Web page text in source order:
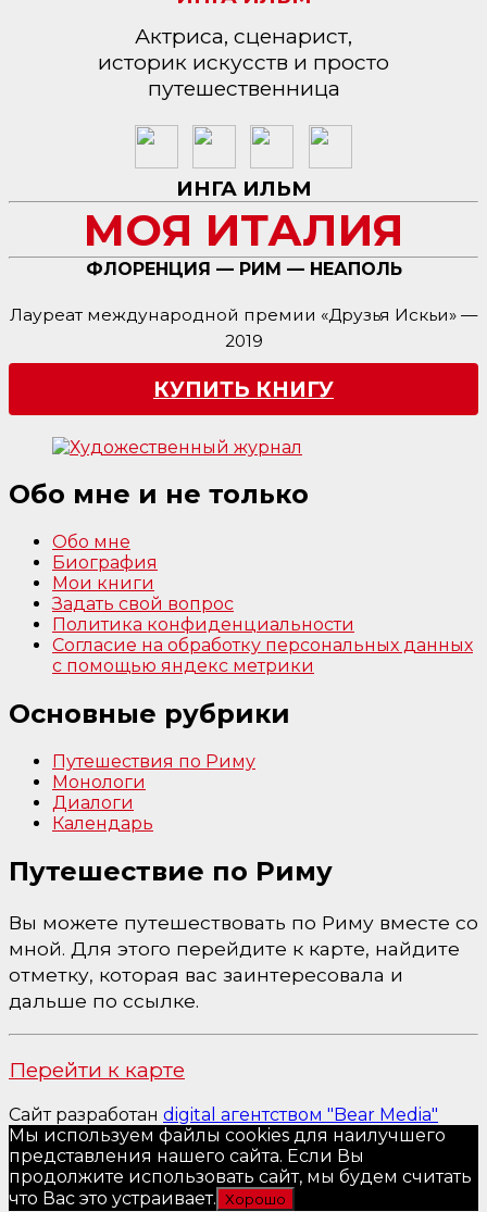
Актриса, сценарист,
историк искусств и просто
путешественница
ИНГА ИЛЬМ
МОЯ ИТАЛИЯ
ФЛОРЕНЦИЯ — РИМ — НЕАПОЛЬ
Лауреат международной премии «Друзья Искьи» —
2019
КУПИТЬ КНИГУ
Обо мне и не только
Обо мне
Биография
Мои книги
Задать свой вопрос
Политика конфиденциальности
Согласие на обработку персональных данных
с помощью яндекс метрики
Основные рубрики
Путешествия по Риму
Монологи
Диалоги
Календарь
Путешествие по Риму
Вы можете путешествовать по Риму вместе со
мной. Для этого перейдите к карте, найдите
отметку, которая вас заинтересовала и
дальше по ссылке.
Перейти к карте
Сайт разработан digital агентством "Bear Media"
Мы используем файлы cookies для наилучшего
представления нашего сайта. Если Вы
продолжите использовать сайт, мы будем считать
что Вас это устраивает. Хорошо